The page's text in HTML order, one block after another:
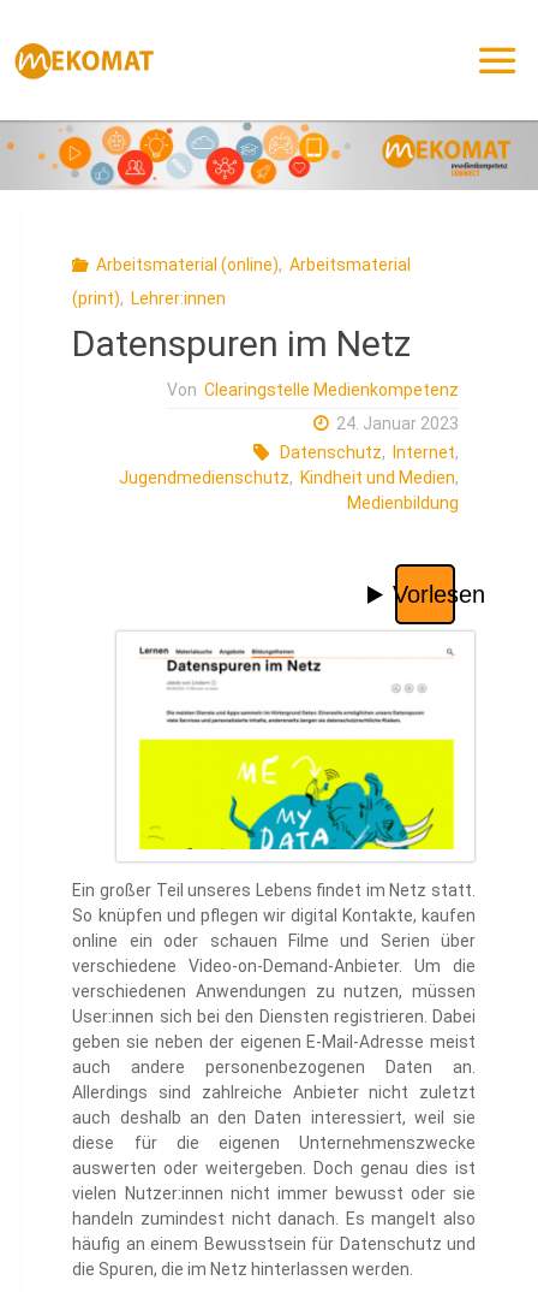
Inhalt
springen
Arbeitsmaterial (online), Arbeitsmaterial
(print), Lehrer:innen
Datenspuren im Netz
Von Clearingstelle Medienkompetenz
24. Januar 2023
Datenschutz, Internet,
Jugendmedienschutz, Kindheit und Medien,
Medienbildung
Ein großer Teil unseres Lebens findet im Netz statt.
So knüpfen und pflegen wir digital Kontakte, kaufen
online ein oder schauen Filme und Serien über
verschiedene Video-on-Demand-Anbieter. Um die
verschiedenen Anwendungen zu nutzen, müssen
User:innen sich bei den Diensten registrieren. Dabei
geben sie neben der eigenen E-Mail-Adresse meist
auch andere personenbezogenen Daten an.
Allerdings sind zahlreiche Anbieter nicht zuletzt
auch deshalb an den Daten interessiert, weil sie
diese für die eigenen Unternehmenszwecke
auswerten oder weitergeben. Doch genau dies ist
vielen Nutzer:innen nicht immer bewusst oder sie
handeln zumindest nicht danach. Es mangelt also
häufig an einem Bewusstsein für Datenschutz und
die Spuren, die im Netz hinterlassen werden.